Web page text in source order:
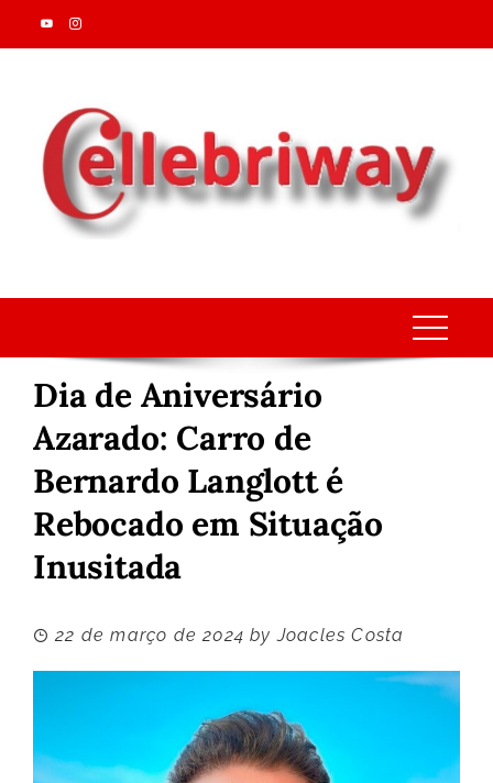
Skip
to
Dia de Aniversário
Azarado: Carro de
Bernardo Langlott é
Rebocado em Situação
Inusitada
22 de março de 2024 byJoacles Costa